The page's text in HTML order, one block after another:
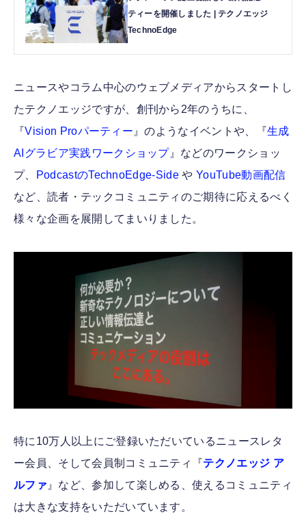
ティーを開催しました | テクノエッジ
TechnoEdge
ニュースやコラム中心のウェブメディアからスタートし
たテクノエッジですが、創刊から2年のうちに、
『Vision Proパーティー 』のようなイベントや、『生成
AIグラビア実践ワークショップ』などのワークショッ
プ、
PodcastのTechnoEdge-Sideや YouTube動画配信
など、読者・テックコミュニティのご期待に応えるべく
様々な企画を展開してまいりました。
特に10万人以上にご登録いただいているニュースレタ
ー会員、そして会員制コミュニティ『テクノエッジ ア
ルファ 』など、参加して楽しめる、使えるコミュニティ
は大きな支持をいただいています。